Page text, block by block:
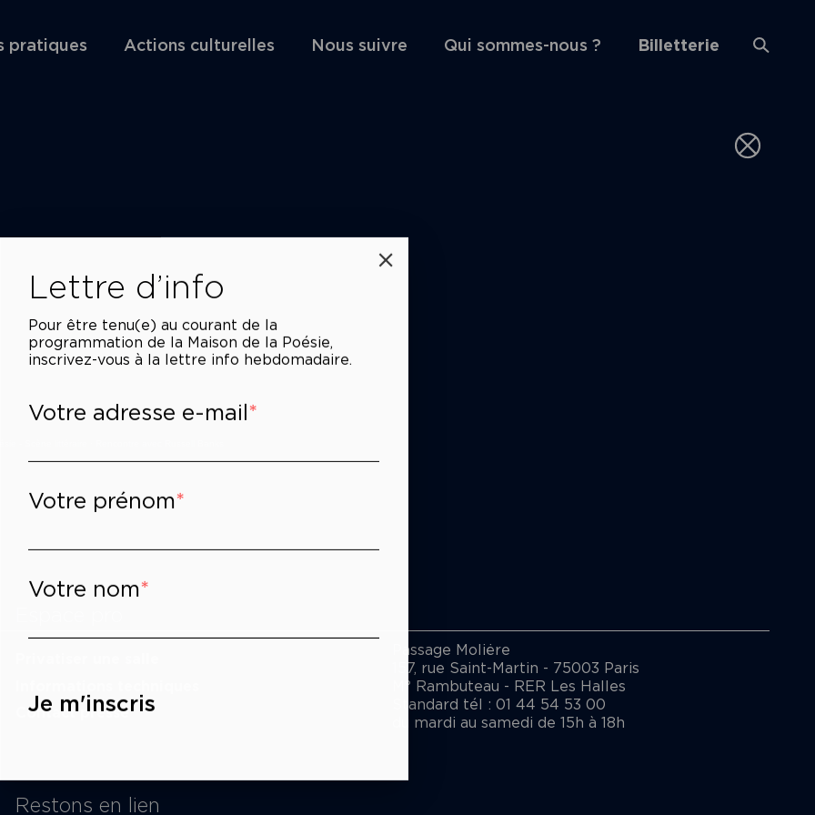
pratiques Actions culturelles Nous suivre Qui sommes-nous ? Billetterie
- Scène littéraire
Contact presse
Passage Moliėre
157, rue Saint-Martin - 75003 Paris
M° Rambuteau - RER Les Halles
Standard tél : 01 44 54 53 00
du mardi au samedi de 15h à 18h
Restons en lien
Lettre d’info
Pour être tenu(e) au courant de la
programmation de la Maison de la Poésie,
inscrivez-vous à la lettre info hebdomadaire.
Votre adresse e-mail
Votre prénom
Votre nom
Je m'inscris